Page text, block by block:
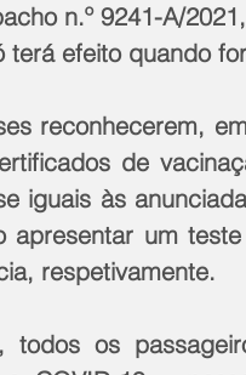
n.º 9241-A/
terá efeito quando
reconhecerem,
de
iguais às
apresentar um
respetivamente.
todos os